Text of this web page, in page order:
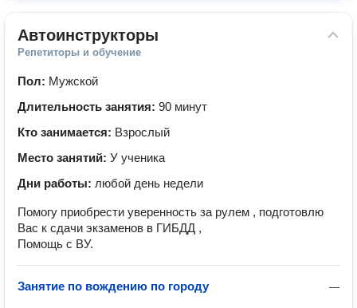
Автоинструкторы
Репетиторы и обучение
Пол: Мужской
Длительность занятия: 90 минут
Кто занимается: Взрослый
Место занятий: У ученика
Дни работы: любой день недели
Помогу приобрести уверенность за рулем , подготовлю
Вас к сдачи экзаменов в ГИБДД ,
Помощь с ВУ.
—
Занятие по вождению по городу